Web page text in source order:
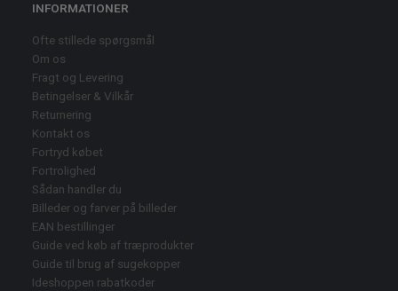
INFORMATIONER
Ofte stillede spørgsmål
Om os
Fragt og Levering
Betingelser & Vilkår
Returnering
Kontakt os
Fortryd købet
Fortrolighed
Sådan handler du
Billeder og farver på billeder
EAN bestillinger
Guide ved køb af træprodukter
Guide til brug af sugekopper
Ideshoppen rabatkoder